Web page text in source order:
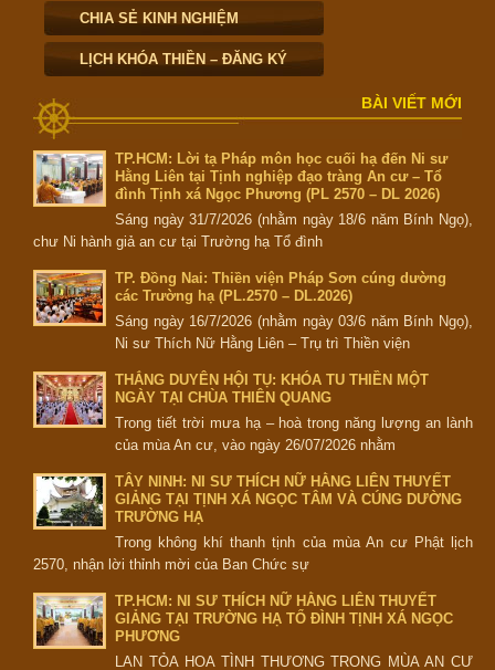
CHIA SẺ KINH NGHIỆM
LỊCH KHÓA THIỀN – ĐĂNG KÝ
BÀI VIẾT MỚI
TP.HCM: Lời tạ Pháp môn học cuối hạ đến Ni sư
Hằng Liên tại Tịnh nghiệp đạo tràng An cư – Tổ
đình Tịnh xá Ngọc Phương (PL 2570 – DL 2026)
Sáng ngày 31/7/2026 (nhằm ngày 18/6 năm Bính Ngọ),
chư Ni hành giả an cư tại Trường hạ Tổ đình
TP. Đồng Nai: Thiền viện Pháp Sơn cúng dường
các Trường hạ (PL.2570 – DL.2026)
Sáng ngày 16/7/2026 (nhằm ngày 03/6 năm Bính Ngọ),
Ni sư Thích Nữ Hằng Liên – Trụ trì Thiền viện
THẮNG DUYÊN HỘI TỤ: KHÓA TU THIỀN MỘT
NGÀY TẠI CHÙA THIÊN QUANG
Trong tiết trời mưa hạ – hoà trong năng lượng an lành
của mùa An cư, vào ngày 26/07/2026 nhằm
TÂY NINH: NI SƯ THÍCH NỮ HẰNG LIÊN THUYẾT
GIẢNG TẠI TỊNH XÁ NGỌC TÂM VÀ CÚNG DƯỜNG
TRƯỜNG HẠ
Trong không khí thanh tịnh của mùa An cư Phật lịch
2570, nhận lời thỉnh mời của Ban Chức sự
TP.HCM: NI SƯ THÍCH NỮ HẰNG LIÊN THUYẾT
GIẢNG TẠI TRƯỜNG HẠ TỔ ĐÌNH TỊNH XÁ NGỌC
PHƯƠNG
LAN TỎA HOA TÌNH THƯƠNG TRONG MÙA AN CƯ